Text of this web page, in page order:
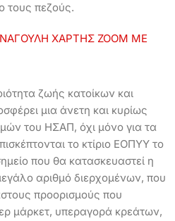
τους πεζούς.
ζωής κατοίκων και
μια άνετη και κυρίως
του ΗΣΑΠ, όχι μόνο για τα
το κτίριο ΕΟΠΥΥ το
που θα κατασκευαστεί η
αριθμό διερχομένων, που
προορισμούς που
μάρκετ, υπεραγορά κρεάτων,